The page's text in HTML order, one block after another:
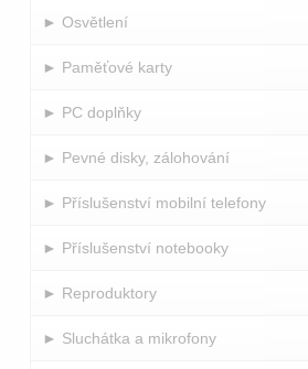
► Osvětlení
► Paměťové karty
► PC doplňky
► Pevné disky, zálohování
► Příslušenství mobilní telefony
► Příslušenství notebooky
► Reproduktory
► Sluchátka a mikrofony